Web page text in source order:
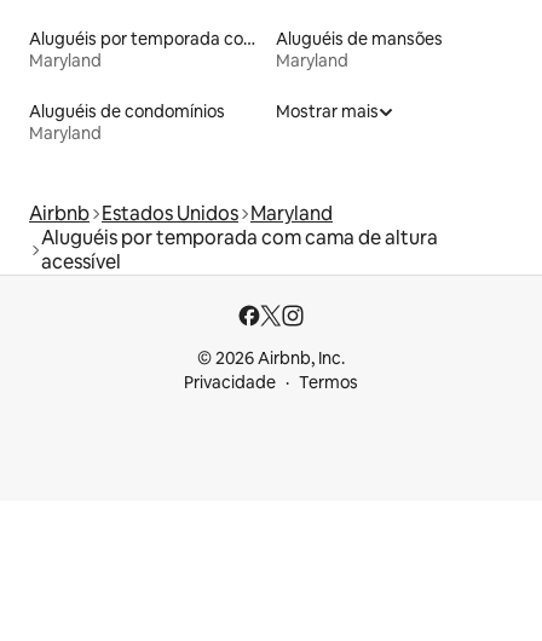
Aluguéis por temporada com sauna
Maryland
Aluguéis de mansões
Maryland
Aluguéis de condomínios
Maryland
Mostrar mais
Airbnb Estados Unidos Maryland
Aluguéis por temporada com cama de altura
acessível
© 2026 Airbnb, Inc.
Privacidade
Termos